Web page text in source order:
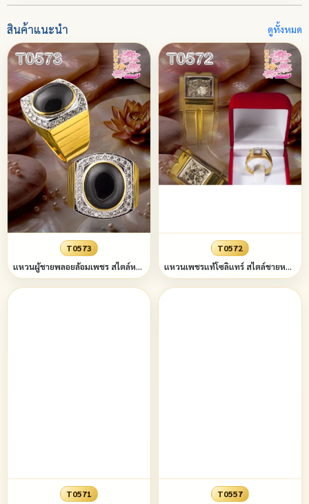
สินค้าแนะนำ ดูทั้งหมด
T0573
แหวนผู้ชายพลอยล้อมเพชร สไตล์หรู แบบฝังหุ้ม (ขอบทรง4เหลี่ยมบนล่างมล) ข้างลายเส้นขัดมัน
T0572
แหวนเพชรแท้โซลิแทร์ สไตล์ชายหรูหรูหรา ขวัญวันวาเลนไทน์ เครื่องประดับ แหวนแต่งงาน งานเลี้ยง
T0571 T0557